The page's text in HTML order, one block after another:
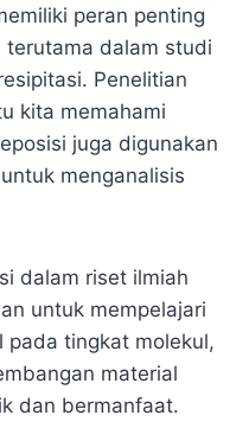
peran penting
dalam studi
Penelitian
kita memahami
juga digunakan
menganalisis
dalam riset ilmiah
untuk mempelajari
pada tingkat molekul,
material
dan bermanfaat.